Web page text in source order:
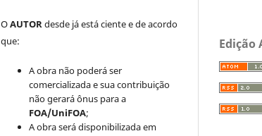
OAUTORdesde já está ciente e de acordo
que:
A obra não poderá ser
comercializada e sua contribuição
não gerará ônus para a
FOA/UniFOA;
A obra será disponibilizada em
Edição